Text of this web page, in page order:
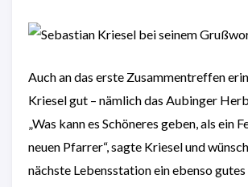
Auch an das erste Zusammentreffen
Kriesel gut – nämlich das Aubinger
„Was kann es Schöneres geben, als ein
neuen Pfarrer“, sagte Kriesel und
nächste Lebensstation ein ebenso